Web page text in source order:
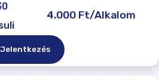
4.000 Ft/Alkalom
Jelentkezés